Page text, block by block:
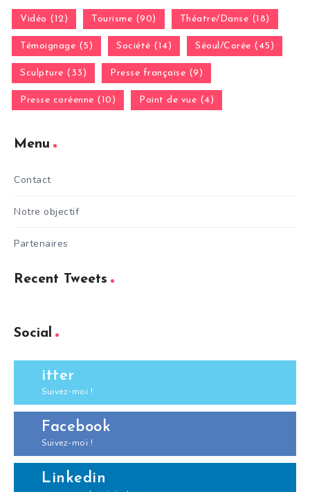
Vidéo (12) Tourisme (90) Théatre/Danse (18)
Témoignage (5) Société (14) Séoul/Corée (45)
Sculpture (33) Presse française (9)
Presse coréenne (10) Point de vue (4)
Menu
Contact
Notre objectif
Partenaires
Recent Tweets
Social
itter
Suivez-moi !
Facebook
Suivez-moi !
Linkedin